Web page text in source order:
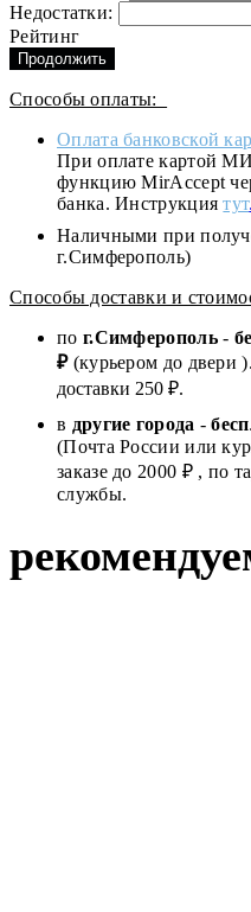
Недостатки:
Рейтинг
Продолжить
Способы оплаты:
Оплата банковской
При оплате картой
функцию MirAccept
банка. Инструкциятут.
Наличными при
г.Симферополь)
Способы доставки и
по г.Симферополь-
₽(курьером до двери
доставки 250 ₽.
в другие города -
(Почта России или
заказе до 2000 ₽ , по
службы.